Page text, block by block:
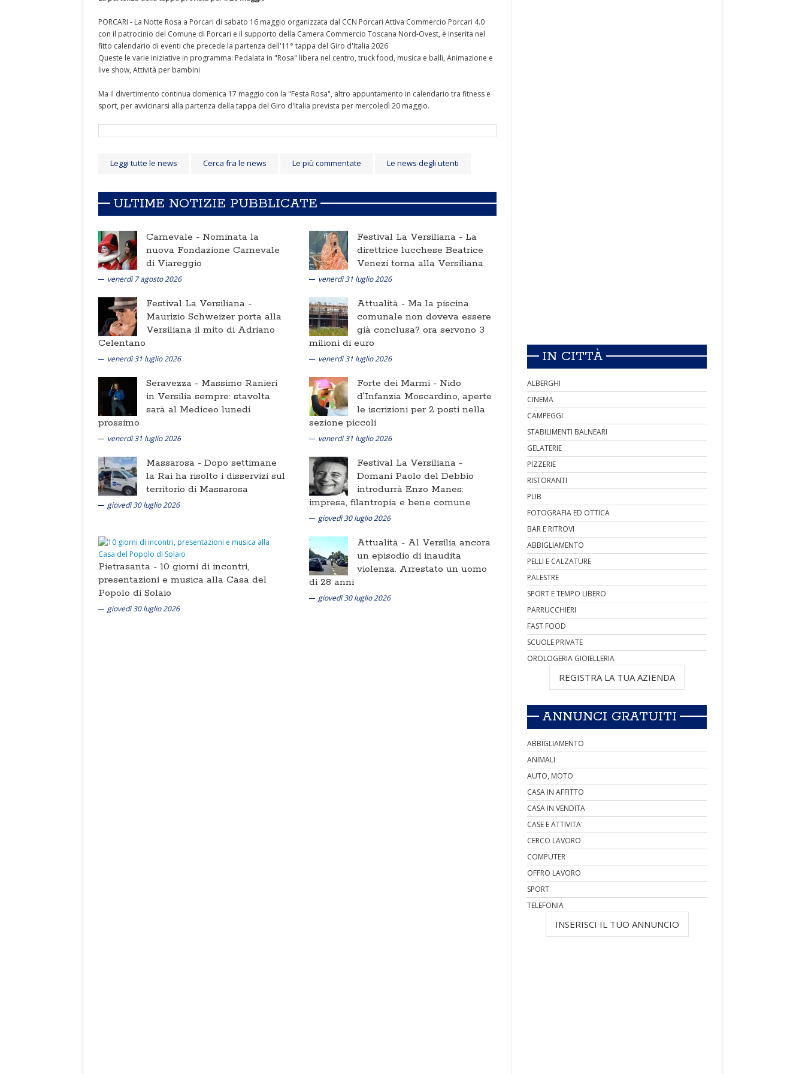
PORCARI - La Notte Rosa a Porcari di sabato 16 maggio organizzata dal CCN Porcari Attiva Commercio Porcari 4.0
con il patrocinio del Comune di Porcari e il supporto della Camera Commercio Toscana Nord-Ovest, è inserita nel
fitto calendario di eventi che precede la partenza dell'11° tappa del Giro d'Italia 2026
Queste le varie iniziative in programma: Pedalata in "Rosa" libera nel centro, truck food, musica e balli, Animazione e
live show, Attività per bambini
Ma il divertimento continua domenica 17 maggio con la "Festa Rosa", altro appuntamento in calendario tra fitness e
sport, per avvicinarsi alla partenza della tappa del Giro d'Italia prevista per mercoledì 20 maggio.
Leggi tutte le news Cerca fra le news Le più commentate Le news degli utenti
ULTIME NOTIZIE PUBBLICATE
Carnevale - Nominata la
nuova Fondazione Carnevale
di Viareggio
venerdì 7 agosto 2026
Festival La Versiliana - La
direttrice lucchese Beatrice
Venezi torna alla Versiliana
venerdì 31 luglio 2026
Festival La Versiliana -
Maurizio Schweizer porta alla
Versiliana il mito di Adriano
Celentano
venerdì 31 luglio 2026
Attualità - Ma la piscina
comunale non doveva essere
già conclusa? ora servono 3
milioni di euro
venerdì 31 luglio 2026
Seravezza - Massimo Ranieri
in Versilia sempre: stavolta
sarà al Mediceo lunedi
prossimo
venerdì 31 luglio 2026
Forte dei Marmi - Nido
d'Infanzia Moscardino, aperte
le iscrizioni per 2 posti nella
sezione piccoli
venerdì 31 luglio 2026
Massarosa - Dopo settimane
la Rai ha risolto i disservizi sul
territorio di Massarosa
giovedì 30 luglio 2026
Festival La Versiliana -
Domani Paolo del Debbio
introdurrà Enzo Manes:
impresa, filantropia e bene comune
giovedì 30 luglio 2026
Pietrasanta - 10 giorni di incontri,
presentazioni e musica alla Casa del
Popolo di Solaio
giovedì 30 luglio 2026
Attualità - Al Versilia ancora
un episodio di inaudita
violenza. Arrestato un uomo
di 28 anni
giovedì 30 luglio 2026
IN CITTÀ
ALBERGHI
CINEMA
CAMPEGGI
STABILIMENTI BALNEARI
GELATERIE
PIZZERIE
RISTORANTI
PUB
FOTOGRAFIA ED OTTICA
BAR E RITROVI
ABBIGLIAMENTO
PELLI E CALZATURE
PALESTRE
SPORT E TEMPO LIBERO
PARRUCCHIERI
FAST FOOD
SCUOLE PRIVATE
OROLOGERIA GIOIELLERIA
REGISTRA LA TUA AZIENDA
ANNUNCI GRATUITI
ABBIGLIAMENTO
ANIMALI
AUTO, MOTO
CASA IN AFFITTO
CASA IN VENDITA
CASE E ATTIVITA'
CERCO LAVORO
COMPUTER
OFFRO LAVORO
SPORT
TELEFONIA
INSERISCI IL TUO ANNUNCIO